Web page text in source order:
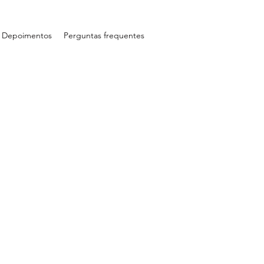
Depoimentos Perguntas frequentes